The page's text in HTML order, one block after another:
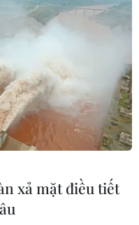
Kim
tính
Nam
xả mặt điều tiết